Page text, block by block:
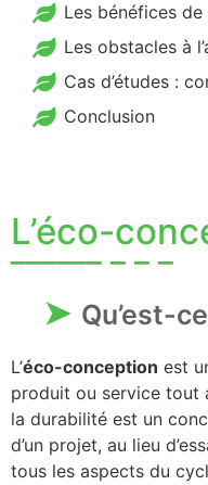
Les bénéfices
Les obstacles à
Cas d’études :
Conclusion
L’éco-
Qu’est-
L’éco-conception est
produit ou service tout
la durabilité est un
d’un projet, au lieu
tous les aspects du